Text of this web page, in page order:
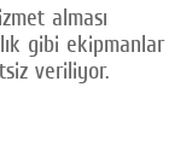
alması
gibi ekipmanlar
veriliyor.